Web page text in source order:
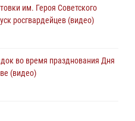
им. Героя Советского
росгвардейцев (видео)
во время празднования Дня
(видео)